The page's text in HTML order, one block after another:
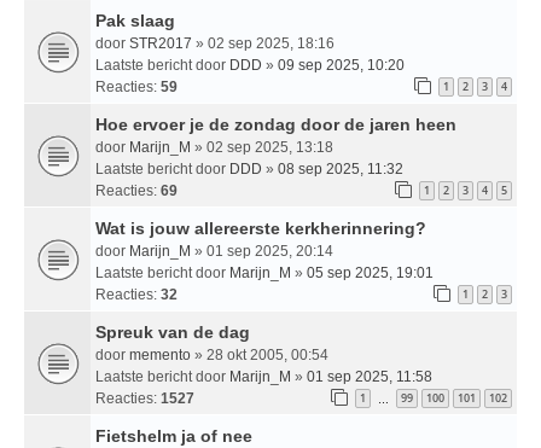
Pak slaag
door STR2017 » 02 sep 2025, 18:16
Laatste bericht door DDD » 09 sep 2025, 10:20
Reacties: 59 1 2 3 4
Hoe ervoer je de zondag door de jaren heen
door Marijn_M » 02 sep 2025, 13:18
Laatste bericht door DDD » 08 sep 2025, 11:32
Reacties: 69 1 2 3 4 5
Wat is jouw allereerste kerkherinnering?
door Marijn_M » 01 sep 2025, 20:14
Laatste bericht door Marijn_M » 05 sep 2025, 19:01
Reacties: 32 1 2 3
Spreuk van de dag
door memento » 28 okt 2005, 00:54
Laatste bericht door Marijn_M » 01 sep 2025, 11:58
Reacties: 1527 1 … 99 100 101 102
Fietshelm ja of nee